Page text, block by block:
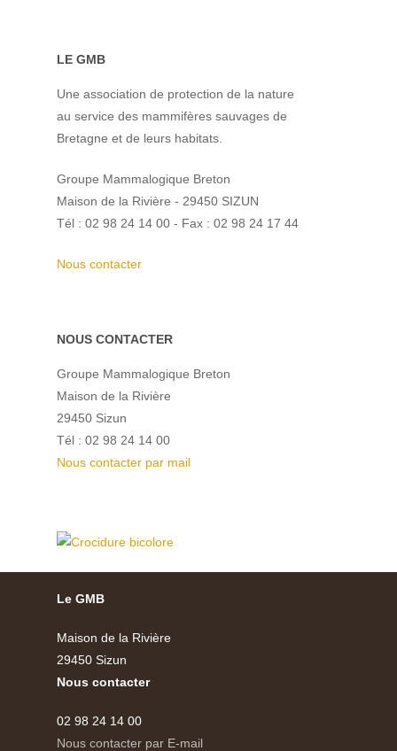
LE GMB
Une association de protection de la nature
au service des mammifères sauvages de
Bretagne et de leurs habitats.
Groupe Mammalogique Breton
Maison de la Rivière - 29450 SIZUN
Tél : 02 98 24 14 00 - Fax : 02 98 24 17 44
Nous contacter
NOUS CONTACTER
Groupe Mammalogique Breton
Maison de la Rivière
29450 Sizun
Tél : 02 98 24 14 00
Nous contacter par mail
Le GMB
Maison de la Rivière
29450 Sizun
Nous contacter
02 98 24 14 00
Nous contacter par E-mail